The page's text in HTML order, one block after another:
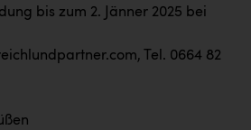
Austria
bis zum 2. Jänner 2025 bei
Tel. 0664 82